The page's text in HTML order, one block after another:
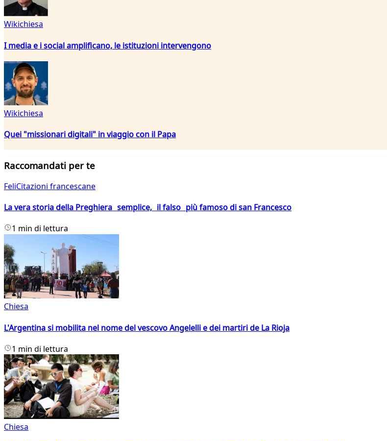
Wikichiesa
I media e i social amplificano, le istituzioni intervengono
Wikichiesa
Quei "missionari digitali" in viaggio con il Papa
Raccomandati per te
FeliCitazioni francescane
La vera storia della Preghiera semplice, il falso più famoso di san Francesco
1 min di lettura
Chiesa
L'Argentina si mobilita nel nome del vescovo Angelelli e dei martiri de La Rioja
1 min di lettura
Chiesa